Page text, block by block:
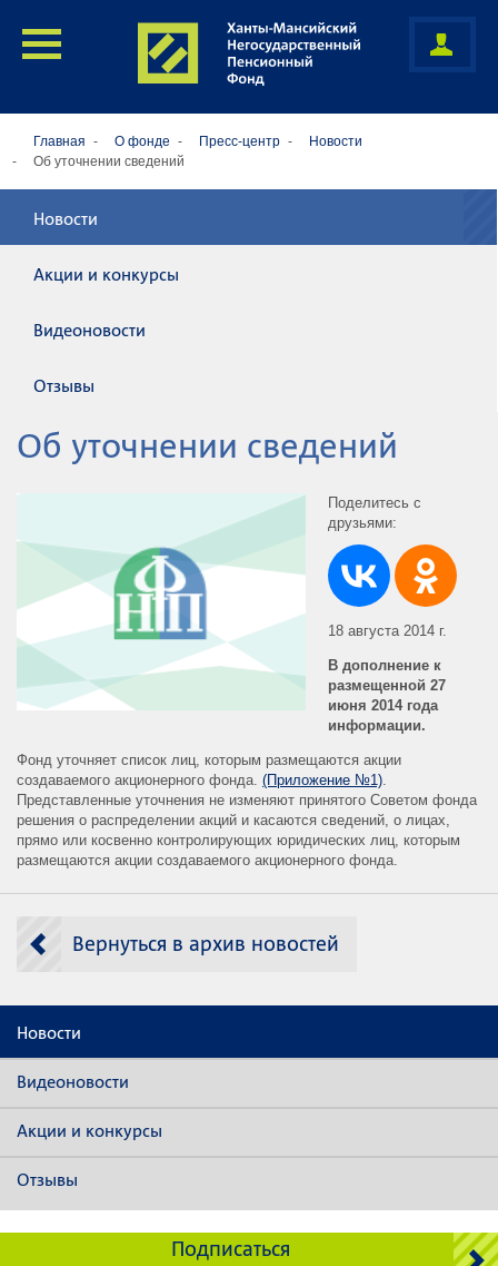
Главная О фонде Пресс-центр
Новости
Об уточнении сведений
Новости
Акции и конкурсы
Видеоновости
Отзывы
Об уточнении сведений
Поделитесь с
друзьями:
18 августа 2014 г.
В дополнение к
размещенной 27
июня 2014 года
информации.
Фонд уточняет список лиц, которым размещаются акции
создаваемого акционерного фонда. (Приложение №1)
Представленные уточнения не изменяют принятого Советом фонда
решения о распределении акций и касаются сведений, о лицах,
прямо или косвенно контролирующих юридических лиц, которым
размещаются акции создаваемого акционерного фонда.
Вернуться в архив новостей
Новости
Видеоновости
Акции и конкурсы
Отзывы
Подписаться